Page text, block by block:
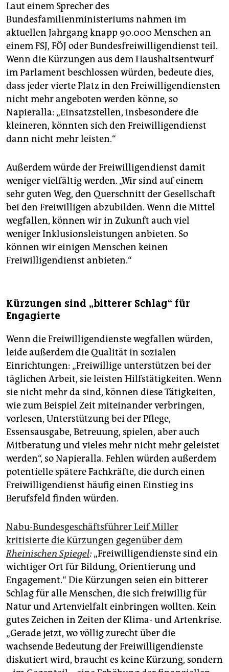
Laut einem Sprecher des
Bundesfamilienministeriums nahmen im
aktuellen Jahrgang knapp 90.000 Menschen an
einem FSJ, FÖJ oder Bundesfreiwilligendienst teil.
Wenn die Kürzungen aus dem Haushaltsentwurf
im Parlament beschlossen würden, bedeute dies,
dass jeder vierte Platz in den Freiwilligendiensten
nicht mehr angeboten werden könne, so
Napieralla: „Einsatzstellen, insbesondere die
kleineren, könnten sich den Freiwilligendienst
dann nicht mehr leisten.“
Außerdem würde der Freiwilligendienst damit
weniger vielfältig werden. „Wir sind auf einem
sehr guten Weg, den Querschnitt der Gesellschaft
bei den Freiwilligen abzubilden. Wenn die Mittel
wegfallen, können wir in Zukunft auch viel
weniger Inklusionsleistungen anbieten. So
können wir einigen Menschen keinen
Freiwilligendienst anbieten.“
Kürzungen sind „bitterer Schlag“ für
Engagierte
Wenn die Freiwilligendienste wegfallen würden,
leide außerdem die Qualität in sozialen
Einrichtungen: „Freiwillige unterstützen bei der
täglichen Arbeit, sie leisten Hilfstätigkeiten. Wenn
sie nicht mehr da sind, können diese Tätigkeiten,
wie zum Beispiel Zeit miteinander verbringen,
vorlesen, Unterstützung bei der Pflege,
Essensausgabe, Betreuung, spielen, aber auch
Mitberatung und vieles mehr nicht mehr geleistet
werden“, so Napieralla. Fehlen würden außerdem
potentielle spätere Fachkräfte, die durch einen
Freiwilligendienst häufig einen Einstieg ins
Berufsfeld finden würden.
Nabu-Bundesgeschäftsführer Leif Miller
kritisierte die Kürzungen gegenüber dem
Rheinischen Spiegel: „Freiwilligendienste sind ein
wichtiger Ort für Bildung, Orientierung und
Engagement.“ Die Kürzungen seien ein bitterer
Schlag für alle Menschen, die sich freiwillig für
Natur und Artenvielfalt einbringen wollten. Kein
gutes Zeichen in Zeiten der Klima- und Artenkrise.
„Gerade jetzt, wo völlig zurecht über die
wachsende Bedeutung der Freiwilligendienste
diskutiert wird, braucht es keine Kürzung, sondern